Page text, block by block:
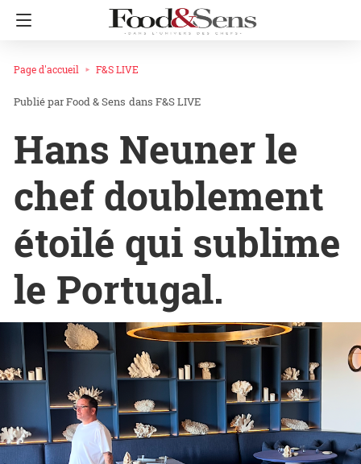
Page d'accueil F&S LIVE
Food & Sens dans F&S LIVE
Hans Neuner le
chef doublement
étoilé qui sublime
le Portugal.